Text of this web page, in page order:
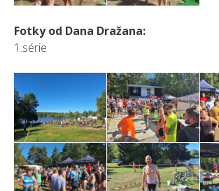
Fotky od Dana Dražana:
1.série